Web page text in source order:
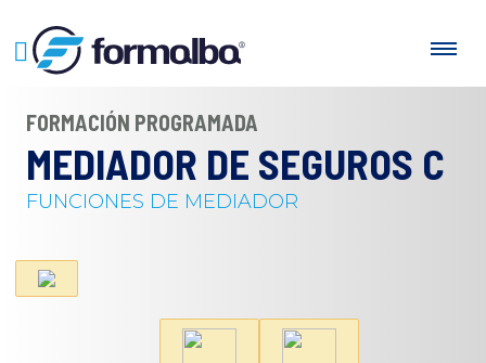
FORMACIÓN PROGRAMADA
MEDIADOR DE SEGUROS C
FUNCIONES DE MEDIADOR